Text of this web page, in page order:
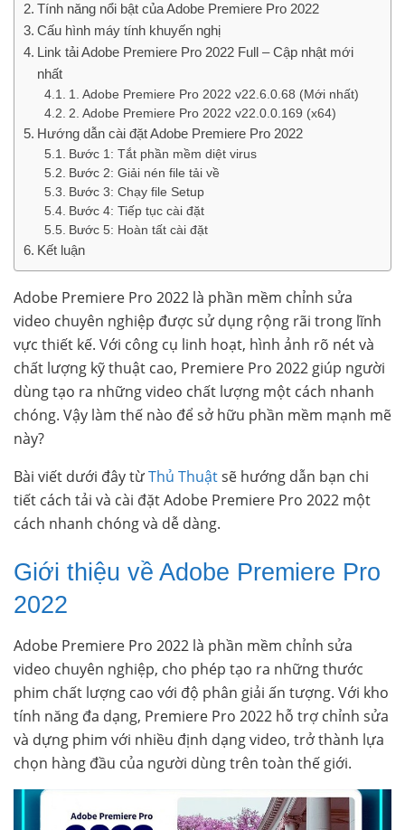
Tính năng nổi bật của Adobe Premiere Pro 2022
Cấu hình máy tính khuyến nghị
Link tải Adobe Premiere Pro 2022 Full – Cập nhật mới
nhất
1. Adobe Premiere Pro 2022 v22.6.0.68 (Mới nhất)
2. Adobe Premiere Pro 2022 v22.0.0.169 (x64)
Hướng dẫn cài đặt Adobe Premiere Pro 2022
Bước 1: Tắt phần mềm diệt virus
Bước 2: Giải nén file tải về
Bước 3: Chạy file Setup
Bước 4: Tiếp tục cài đặt
Bước 5: Hoàn tất cài đặt
Kết luận
Adobe Premiere Pro 2022 là phần mềm chỉnh sửa
video chuyên nghiệp được sử dụng rộng rãi trong lĩnh
vực thiết kế. Với công cụ linh hoạt, hình ảnh rõ nét và
chất lượng kỹ thuật cao, Premiere Pro 2022 giúp người
dùng tạo ra những video chất lượng một cách nhanh
chóng. Vậy làm thế nào để sở hữu phần mềm mạnh mẽ
này?
Bài viết dưới đây từThủ Thuậtsẽ hướng dẫn bạn chi
tiết cách tải và cài đặt Adobe Premiere Pro 2022 một
cách nhanh chóng và dễ dàng.
Giới thiệu về Adobe Premiere Pro
2022
Adobe Premiere Pro 2022 là phần mềm chỉnh sửa
video chuyên nghiệp, cho phép tạo ra những thước
phim chất lượng cao với độ phân giải ấn tượng. Với kho
tính năng đa dạng, Premiere Pro 2022 hỗ trợ chỉnh sửa
và dựng phim với nhiều định dạng video, trở thành lựa
chọn hàng đầu của người dùng trên toàn thế giới.